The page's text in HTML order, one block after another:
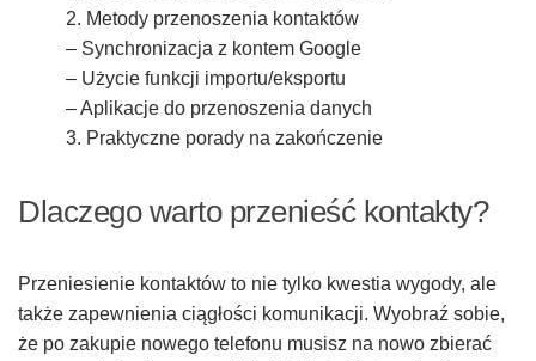
2. Metody przenoszenia kontaktów
– Synchronizacja z kontem Google
– Użycie funkcji importu/eksportu
– Aplikacje do przenoszenia danych
3. Praktyczne porady na zakończenie
Dlaczego warto przenieść kontakty?
Przeniesienie kontaktów to nie tylko kwestia wygody, ale
także zapewnienia ciągłości komunikacji. Wyobraź sobie,
że po zakupie nowego telefonu musisz na nowo zbierać